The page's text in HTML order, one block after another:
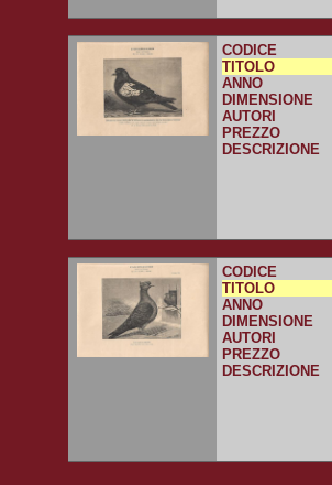
CODICE
TITOLO
ANNO
DIMENSIONE
AUTORI
PREZZO
DESCRIZIONE
CODICE
TITOLO
ANNO
DIMENSIONE
AUTORI
PREZZO
DESCRIZIONE